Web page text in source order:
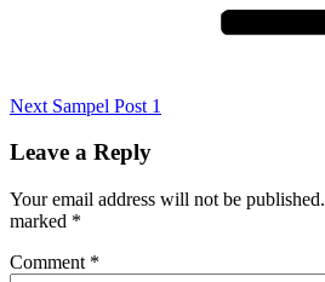
Next Sampel Post 1
Leave a Reply
Your email address will not be published.
marked *
Comment *